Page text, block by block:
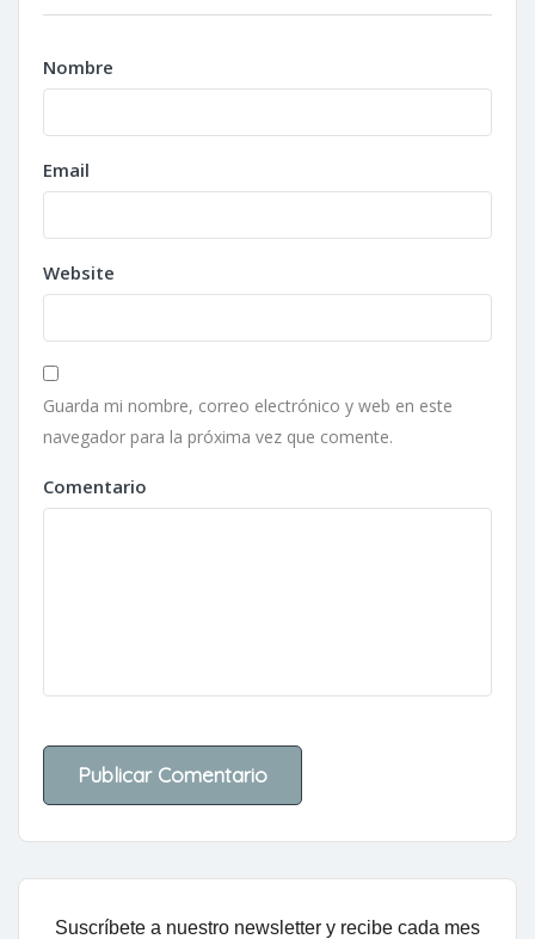
Nombre
Email
Website
Guarda mi nombre, correo electrónico y web en este
navegador para la próxima vez que comente.
Comentario
Suscríbete a nuestro newsletter y recibe cada mes